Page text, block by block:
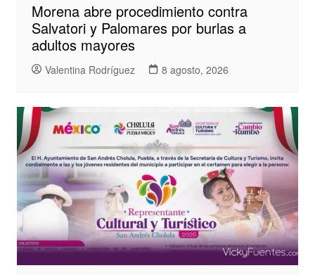
Morena abre procedimiento contra
Salvatori y Palomares por burlas a
adultos mayores
Valentina Rodríguez 8 agosto, 2026